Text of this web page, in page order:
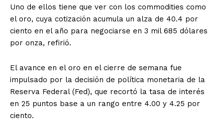
Uno de ellos tiene que ver con los commodities como
el oro, cuya cotización acumula un alza de 40.4 por
ciento en el año para negociarse en 3 mil 685 dólares
por onza, refirió.
El avance en el oro en el cierre de semana fue
impulsado por la decisión de política monetaria de la
Reserva Federal (Fed), que recortó la tasa de interés
en 25 puntos base a un rango entre 4.00 y 4.25 por
ciento.